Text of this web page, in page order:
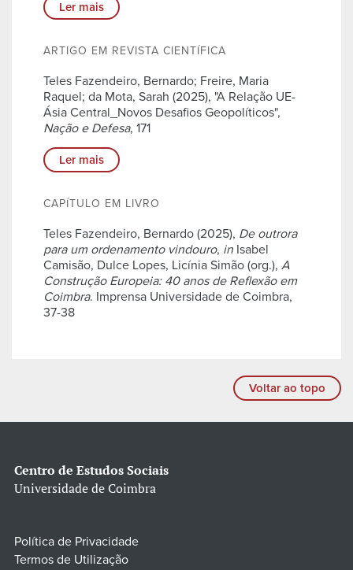
Ler mais
ARTIGO EM REVISTA CIENTÍFICA
Teles Fazendeiro, Bernardo; Freire, Maria
Raquel; da Mota, Sarah (2025), "A Relação UE-
Ásia Central_Novos Desafios Geopolíticos",
Nação e Defesa, 171
Ler mais
CAPÍTULO EM LIVRO
Teles Fazendeiro, Bernardo (2025), De outrora
para um ordenamento vindouro, in Isabel
Camisão, Dulce Lopes, Licínia Simão (org.), A
Construção Europeia: 40 anos de Reflexão em
Coimbra. Imprensa Universidade de Coimbra,
37-38
Voltar ao topo
Centro de Estudos Sociais
Universidade de Coimbra
Política de Privacidade
Termos de Utilização